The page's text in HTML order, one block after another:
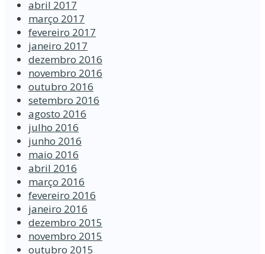
abril 2017
março 2017
fevereiro 2017
janeiro 2017
dezembro 2016
novembro 2016
outubro 2016
setembro 2016
agosto 2016
julho 2016
junho 2016
maio 2016
abril 2016
março 2016
fevereiro 2016
janeiro 2016
dezembro 2015
novembro 2015
outubro 2015